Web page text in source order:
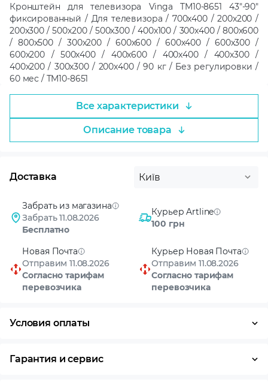
Кронштейн для телевизора Vinga TM10-8651 43"-90"
фиксированный / Для телевизора / 700x400 / 200x200 /
200x300 / 500x200 / 500x300 / 400x100 / 300x400 / 800x600
/ 800x500 / 300x200 / 600x600 / 600x400 / 600x300 /
600x200 / 500x400 / 400x600 / 400x400 / 400x300 /
400x200 / 300x300 / 200x400 / 90 кг / Без регулировки /
60 мес / TM10-8651
Все характеристики
Описание товара
Доставка Київ
Забрать из магазина
Забрать 11.08.2026
Бесплатно
Курьер Artline
100 грн
Новая Почта
Отправим 11.08.2026
Согласно тарифам
перевозчика
Курьер Новая Почта
Отправим 11.08.2026
Согласно тарифам
перевозчика
Условия оплаты
Гарантия и сервис